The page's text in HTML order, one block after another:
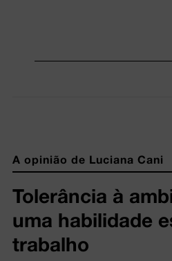
A opinião de Luciana Cani
Tolerância à
uma habilidade
trabalho